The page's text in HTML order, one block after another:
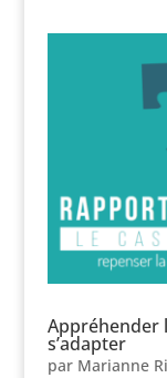
Appréhender
s’adapter
par Marianne